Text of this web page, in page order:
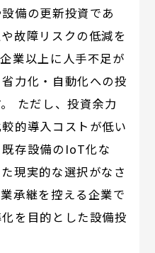
備の更新投資であ
故障リスクの低減を
業以上に人手不足が
力化・自動化への投
ただし、投資余力
的導入コストが低い
存設備のIoT化な
現実的な選択がなさ
承継を控える企業で
を目的とした設備投